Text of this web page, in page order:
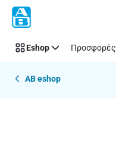
Παράλειψη
Eshop Προσφορές
AB eshop